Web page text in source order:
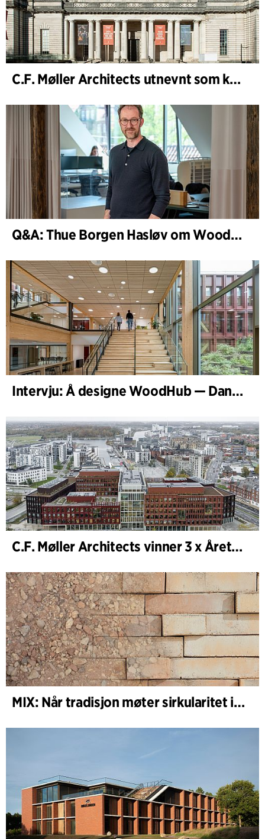
C.F. Møller Architects utnevnt som konseptarkitekt for prosjektet National Museum Cardiff
Q&A: Thue Borgen Hasløv om WoodHub
Intervju: Å designe WoodHub — Danmarks største trebygg
C.F. Møller Architects vinner 3 x Årets Bygg 2025
MIX: Når tradisjon møter sirkularitet i arkitekturen